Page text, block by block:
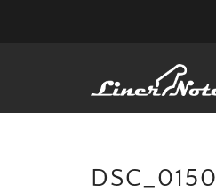
DSC_0150